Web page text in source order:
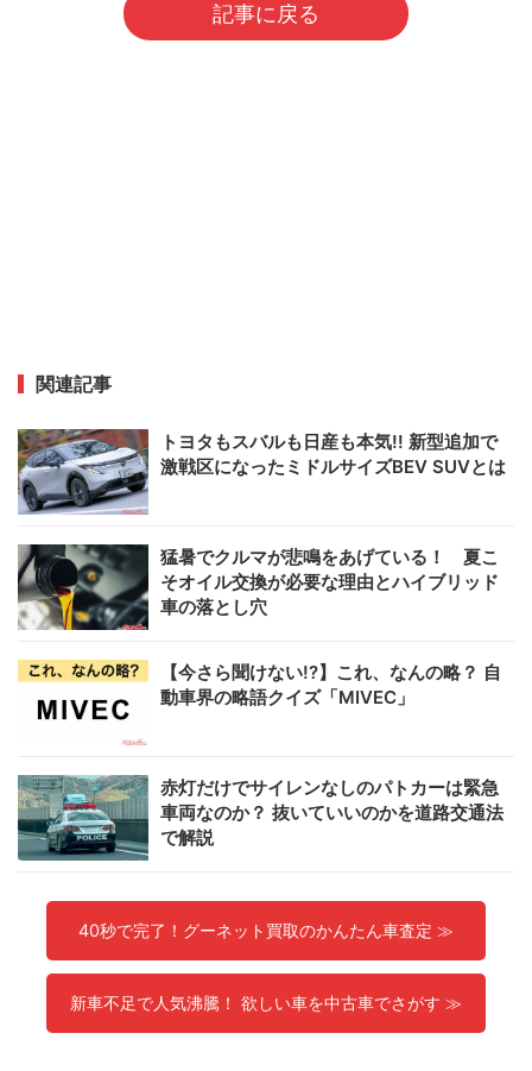
記事に戻る
関連記事
トヨタもスバルも日産も本気!! 新型追加で
激戦区になったミドルサイズBEV SUVとは
猛暑でクルマが悲鳴をあげている！ 夏こ
そオイル交換が必要な理由とハイブリッド
車の落とし穴
【今さら聞けない!?】これ、なんの略？ 自
動車界の略語クイズ「MIVEC」
赤灯だけでサイレンなしのパトカーは緊急
車両なのか？ 抜いていいのかを道路交通法
で解説
40秒で完了！グーネット買取のかんたん車査定 ≫
新車不足で人気沸騰！ 欲しい車を中古車でさがす ≫